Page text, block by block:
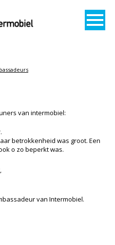
van intermobiel:
betrokkenheid was groot. Een
o zo beperkt was.
van Intermobiel.